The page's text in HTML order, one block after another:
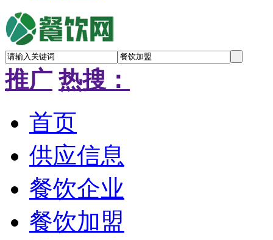
推广 热搜：
首页
供应信息
餐饮企业
餐饮加盟